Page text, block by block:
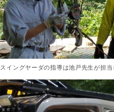
スイングヤーダの指導は池戸先生が担